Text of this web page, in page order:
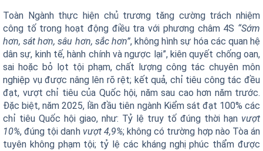
Toàn Ngành thực hiện chủ trương tăng cường trách nhiệm
công tố trong hoạt động điều tra với phương châm 4S “Sớm
hơn, sát hơn, sâu hơn, sắc hơn”, không hình sự hóa các quan hệ
dân sự, kinh tế, hành chính và ngược lại”, kiên quyết chống oan,
sai hoặc bỏ lọt tội phạm, chất lượng công tác chuyên môn
nghiệp vụ được nâng lên rõ rệt; kết quả, chỉ tiêu công tác đều
đạt, vượt chỉ tiêu của Quốc hội, năm sau cao hơn năm trước.
Đặc biệt, năm 2025, lần đầu tiên ngành Kiểm sát đạt 100% các
chỉ tiêu Quốc hội giao, như: Tỷ lệ truy tố đúng thời hạn vượt
10%, đúng tội danh vượt 4,9%; không có trường hợp nào Tòa án
tuyên không phạm tội; tỷ lệ các kháng nghị phúc thẩm được